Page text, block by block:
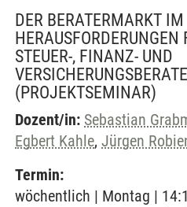
DER BERATERMARKT
HERAUSFORDERUNGEN
STEUER-, FINANZ- UND
(PROJEKTSEMINAR)
Dozent/in: Sebastian
Egbert Kahle, Jürgen
Termin:
wöchentlich | Montag |